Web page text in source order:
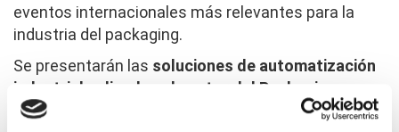
eventos internacionales más relevantes para la
industria del packaging.
Se presentarán las soluciones de automatización
industrial aplicadas al sector del Packaging
orientadas a mejorar la eficiencia, precisión y